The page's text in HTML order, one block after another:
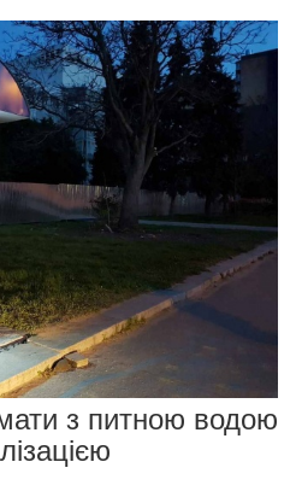
з питною водою